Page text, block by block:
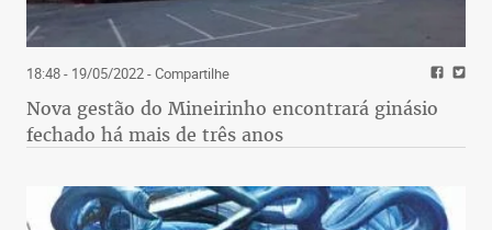
18:48 - 19/05/2022- Compartilhe
Nova gestão do Mineirinho encontrará ginásio
fechado há mais de três anos